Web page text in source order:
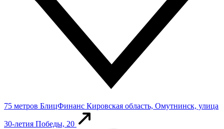
75 метров БлицФинанс Кировская область, Омутнинск, улица
30-летия Победы, 20